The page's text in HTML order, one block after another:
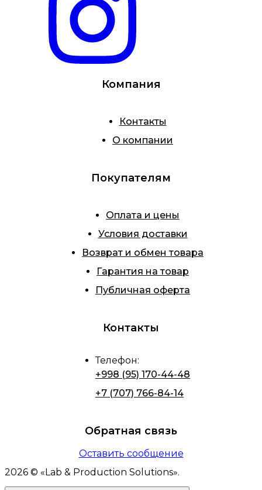
Компания
Контакты
О компании
Покупателям
Оплата и цены
Условия доставки
Возврат и обмен товара
Гарантия на товар
Публичная оферта
Контакты
Телефон:
+998 (95) 170-44-48
+7 (707) 766-84-14
Обратная связь
Оставить сообщение
2026 © « Lab & Production Solutions».